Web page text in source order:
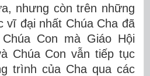
nhưng còn trên những
vĩ đại nhất Chúa Cha đã
Con mà Giáo Hội
Chúa Con vẫn tiếp tục
trình của Cha qua các